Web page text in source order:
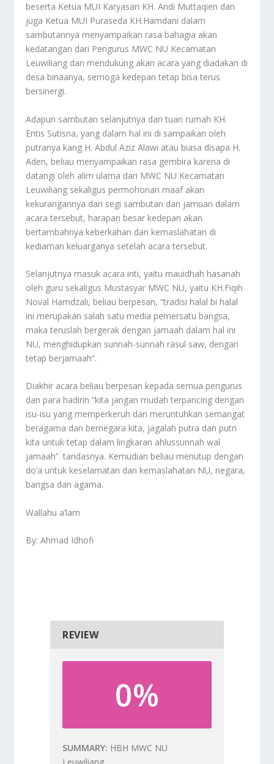
beserta Ketua MUI Karyasari KH. Andi Muttaqien dan
juga Ketua MUI Puraseda KH.Hamdani dalam
sambutannya menyampaikan rasa bahagia akan
kedatangan dari Pengurus MWC NU Kecamatan
Leuwiliang dan mendukung akan acara yang diadakan di
desa binaanya, semoga kedepan tetap bisa terus
bersinergi.
Adapun sambutan selanjutnya dari tuan rumah KH.
Entis Sutisna, yang dalam hal ini di sampaikan oleh
putranya kang H. Abdul Aziz Alawi atau biasa disapa H.
Aden, beliau menyampaikan rasa gembira karena di
datangi oleh alim ulama dari MWC NU Kecamatan
Leuwiliang sekaligus permohonan maaf akan
kekurangannya dari segi sambutan dan jamuan dalam
acara tersebut, harapan besar kedepan akan
bertambahnya keberkahan dan kemaslahatan di
kediaman keluarganya setelah acara tersebut.
Selanjutnya masuk acara inti, yaitu mauidhah hasanah
oleh guru sekaligus Mustasyar MWC NU, yaitu KH.Fiqih
Noval Hamdzali, beliau berpesan, “tradisi halal bi halal
ini merupakan salah satu media pemersatu bangsa,
maka teruslah bergerak dengan jamaah dalam hal ini
NU, menghidupkan sunnah-sunnah rasul saw, dengan
tetap berjamaah”.
Diakhir acara beliau berpesan kepada semua pengurus
dan para hadirin “kita jangan mudah terpancing dengan
isu-isu yang memperkeruh dan meruntuhkan semangat
beragama dan bernegara kita, jagalah putra dan putri
kita untuk tetap dalam lingkaran ahlussunnah wal
jamaah”. tandasnya. Kemudian beliau menutup dengan
do’a untuk keselamatan dan kemaslahatan NU, negara,
bangsa dan agama.
Wallahu a’lam
By: Ahmad Idhofi
REVIEW
0%
SUMMARY HBH MWC NU